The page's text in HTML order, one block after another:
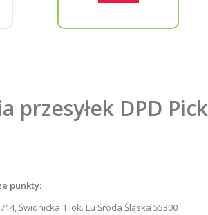
DPD
punkty:
Świdnicka 1 lok. Lu Środa Śląska 55300